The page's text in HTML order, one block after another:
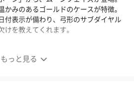
もっと見る
みのあるゴールドのケースが特徴。
付表示が備わり、弓形のサブダイヤル
を教えてくれます。
0426）